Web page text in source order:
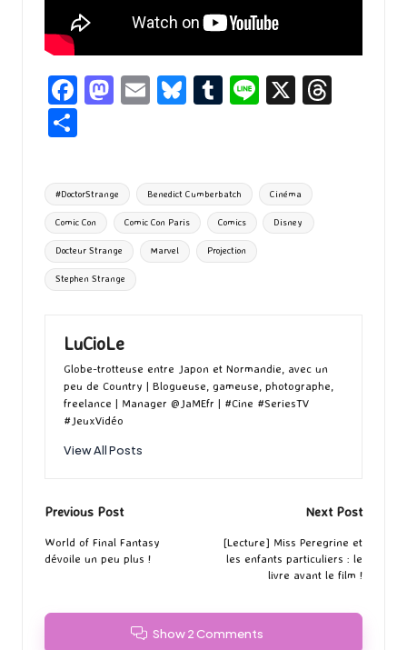
Fa
o
o
k
M
d
o
n
E
l
Bl
ky
T
bl
r
Li X
ta
g
er
Tags:
#DoctorStrange Benedict Cumberbatch Cinéma
Comic Con Comic Con Paris Comics Disney
Docteur Strange Marvel Projection
Stephen Strange
LuCioLe
Globe-trotteuse entre Japon et Normandie, avec un
peu de Country | Blogueuse, gameuse, photographe,
freelance | Manager @JaMEfr | #Cine #SeriesTV
#JeuxVidéo
View All Posts
Post
navigation
Previous Post
World of Final Fantasy
dévoile un peu plus !
Next Post
[Lecture] Miss Peregrine et
les enfants particuliers : le
livre avant le film !
Show 2 Comments